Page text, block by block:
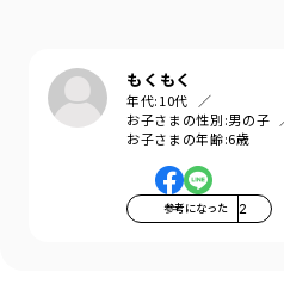
もくもく
年代:10代
お子さまの性別:男の子
お子さまの年齢:6歳
参考になった 2